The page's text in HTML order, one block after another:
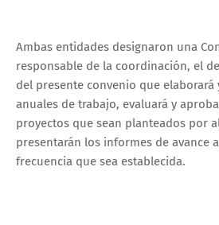
Ambas entidades designaron una
responsable de la coordinación, el
del presente convenio que elaborará
anuales de trabajo, evaluará y
proyectos que sean planteados por
presentarán los informes de avance
frecuencia que sea establecida.